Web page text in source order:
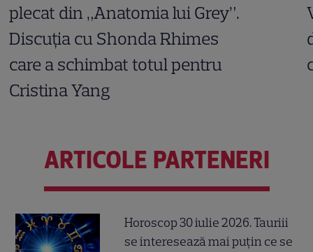
plecat din „Anatomia lui Grey”.
Discuția cu Shonda Rhimes
care a schimbat totul pentru
Cristina Yang
ARTICOLE PARTENERI
Horoscop 30 iulie 2026. Tauriii
se interesează mai puțin ce se